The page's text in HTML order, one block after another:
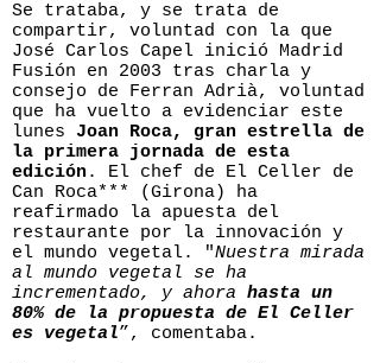
Se trataba, y se trata de
compartir, voluntad con la que
José Carlos Capel inició Madrid
Fusión en 2003 tras charla y
consejo de Ferran Adrià, voluntad
que ha vuelto a evidenciar este
lunes Joan Roca, gran estrella de
la primera jornada de esta
edición. El chef de El Celler de
Can Roca*** (Girona) ha
reafirmado la apuesta del
restaurante por la innovación y
el mundo vegetal. "Nuestra mirada
al mundo vegetal se ha
incrementado, y ahora hasta un
80% de la propuesta de El Celler
es vegetal”, comentaba.